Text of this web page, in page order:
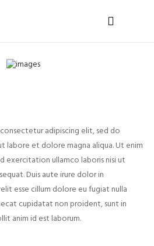
adipiscing elit, sed do
labore et dolore magna aliqua. Ut enim
exercitation ullamco laboris nisi ut
Duis aute irure dolor in
esse cillum dolore eu fugiat nulla
cupidatat non proident, sunt in
anim id est laborum.